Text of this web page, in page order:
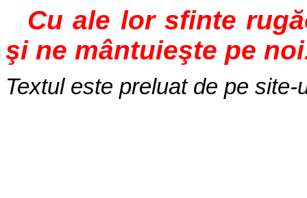
Cu ale lor sfinte
şi ne mântuieşte pe
Textul este preluat de pe